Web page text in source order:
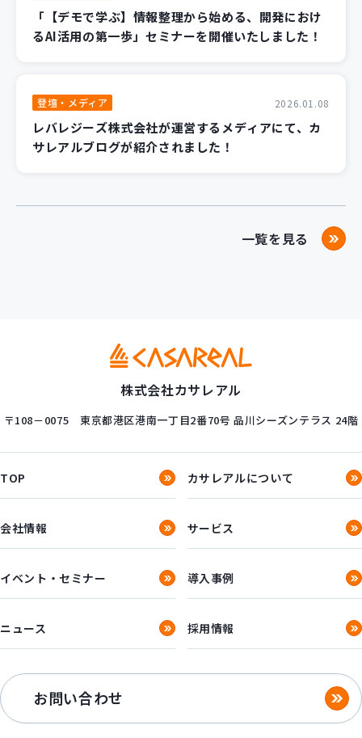
「【デモで学ぶ】情報整理から始める、開発におけ
るAI活用の第一歩」セミナーを開催いたしました！
登壇・メディア 2026.01.08
レバレジーズ株式会社が運営するメディアにて、カ
サレアルブログが紹介されました！
一覧を見る
株式会社カサレアル
〒108－0075 東京都港区港南一丁目2番70号 品川シーズンテラス 24階
TOP カサレアルについて
会社情報 サービス
イベント・セミナー 導入事例
ニュース 採用情報
お問い合わせ